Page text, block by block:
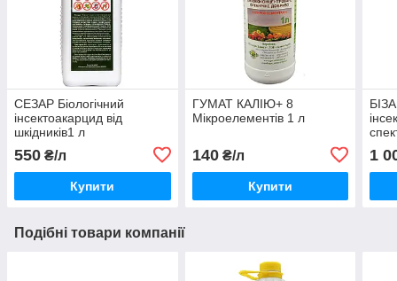
СЕЗАР Біологічний
інсектоакарцид від
шкідників1 л
550 ₴/л
Купити
ГУМАТ КАЛІЮ+ 8
Мікроелементів 1 л
140₴/л
Купити
1
Подібні товари компанії